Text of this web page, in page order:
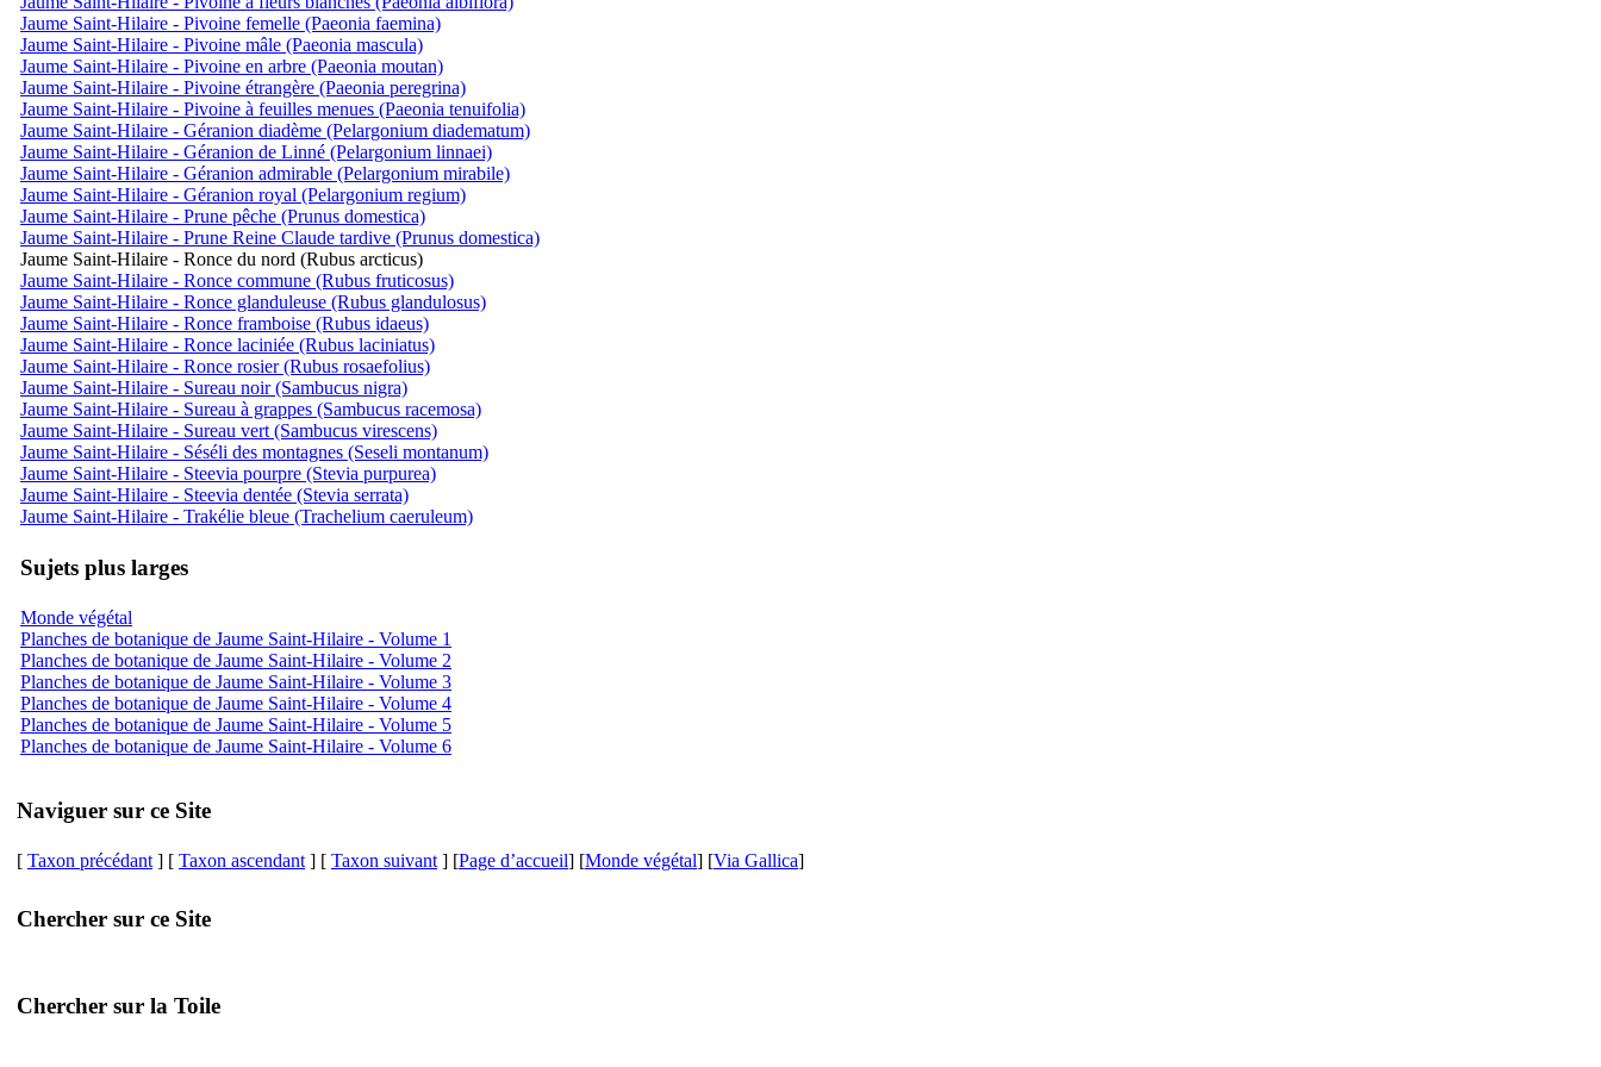
Jaume Saint-Hilaire - Pivoine femelle (Paeonia faemina)
Jaume Saint-Hilaire - Pivoine mâle (Paeonia mascula)
Jaume Saint-Hilaire - Pivoine en arbre (Paeonia moutan)
Jaume Saint-Hilaire - Pivoine étrangère (Paeonia peregrina)
Jaume Saint-Hilaire - Pivoine à feuilles menues (Paeonia tenuifolia)
Jaume Saint-Hilaire - Géranion diadème (Pelargonium diadematum)
Jaume Saint-Hilaire - Géranion de Linné (Pelargonium linnaei)
Jaume Saint-Hilaire - Géranion admirable (Pelargonium mirabile)
Jaume Saint-Hilaire - Géranion royal (Pelargonium regium)
Jaume Saint-Hilaire - Prune pêche (Prunus domestica)
Jaume Saint-Hilaire - Prune Reine Claude tardive (Prunus domestica)
Jaume Saint-Hilaire - Ronce du nord (Rubus arcticus)
Jaume Saint-Hilaire - Ronce commune (Rubus fruticosus)
Jaume Saint-Hilaire - Ronce glanduleuse (Rubus glandulosus)
Jaume Saint-Hilaire - Ronce framboise (Rubus idaeus)
Jaume Saint-Hilaire - Ronce laciniée (Rubus laciniatus)
Jaume Saint-Hilaire - Ronce rosier (Rubus rosaefolius)
Jaume Saint-Hilaire - Sureau noir (Sambucus nigra)
Jaume Saint-Hilaire - Sureau à grappes (Sambucus racemosa)
Jaume Saint-Hilaire - Sureau vert (Sambucus virescens)
Jaume Saint-Hilaire - Séséli des montagnes (Seseli montanum)
Jaume Saint-Hilaire - Steevia pourpre (Stevia purpurea)
Jaume Saint-Hilaire - Steevia dentée (Stevia serrata)
Jaume Saint-Hilaire - Trakélie bleue (Trachelium caeruleum)
Sujets plus larges
Monde végétal
Planches de botanique de Jaume Saint-Hilaire - Volume 1
Planches de botanique de Jaume Saint-Hilaire - Volume 2
Planches de botanique de Jaume Saint-Hilaire - Volume 3
Planches de botanique de Jaume Saint-Hilaire - Volume 4
Planches de botanique de Jaume Saint-Hilaire - Volume 5
Planches de botanique de Jaume Saint-Hilaire - Volume 6
Naviguer sur ce Site
[ Taxon précédant ] [ Taxon ascendant ] [ Taxon suivant ] [Page d’accueil] [Monde végétal] [Via Gallica]
Chercher sur ce Site
Chercher sur la Toile